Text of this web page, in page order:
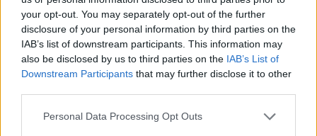
your opt-out. You may separately opt-out of the further
disclosure of your personal information by third parties on the
IAB’s list of downstream participants. This information may
also be disclosed by us to third parties on the IAB’s List of
Downstream Participants that may further disclose it to other
Personal Data Processing Opt Outs
PROMOZIONI AL LANCIO: SCONTI PER NUOVI E GIÀ
CLIENTI
Per incentivare l’adozione della nuova offerta, TIM ha previsto